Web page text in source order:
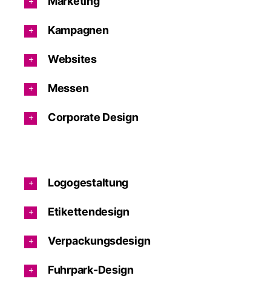
Kampagnen
Websites
Messen
Corporate Design
Logogestaltung
Etikettendesign
Verpackungsdesign
Fuhrpark-Design